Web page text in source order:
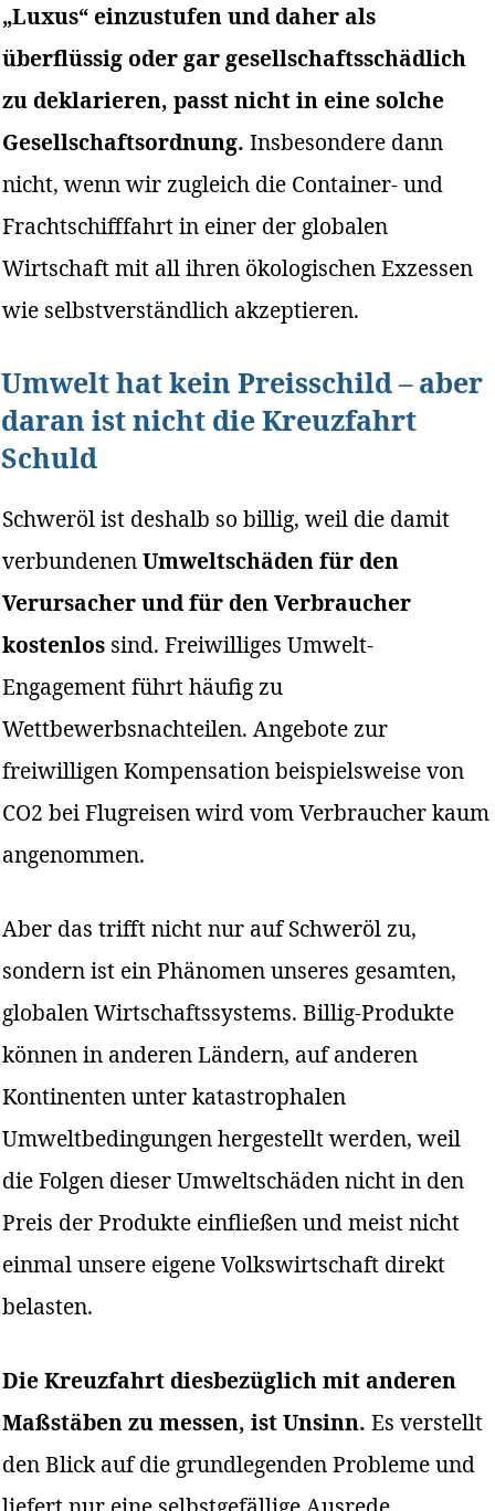
„Luxus“ einzustufen und daher als
überflüssig oder gar gesellschaftsschädlich
zu deklarieren, passt nicht in eine solche
Gesellschaftsordnung. Insbesondere dann
nicht, wenn wir zugleich die Container- und
Frachtschifffahrt in einer der globalen
Wirtschaft mit all ihren ökologischen Exzessen
wie selbstverständlich akzeptieren.
Umwelt hat kein Preisschild – aber
daran ist nicht die Kreuzfahrt
Schuld
Schweröl ist deshalb so billig, weil die damit
verbundenenUmweltschäden für den
Verursacher und für den Verbraucher
kostenlos sind. Freiwilliges Umwelt-
Engagement führt häufig zu
Wettbewerbsnachteilen. Angebote zur
freiwilligen Kompensation beispielsweise von
CO2 bei Flugreisen wird vom Verbraucher kaum
angenommen.
Aber das trifft nicht nur auf Schweröl zu,
sondern ist ein Phänomen unseres gesamten,
globalen Wirtschaftssystems. Billig-Produkte
können in anderen Ländern, auf anderen
Kontinenten unter katastrophalen
Umweltbedingungen hergestellt werden, weil
die Folgen dieser Umweltschäden nicht in den
Preis der Produkte einfließen und meist nicht
einmal unsere eigene Volkswirtschaft direkt
belasten.
Die Kreuzfahrt diesbezüglich mit anderen
Maßstäben zu messen, ist Unsinn. Es verstellt
den Blick auf die grundlegenden Probleme und